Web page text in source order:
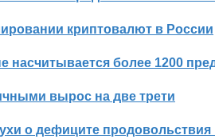
криптовалют в России
насчитывается более 1200
вырос на две трети
о дефиците продовольствия